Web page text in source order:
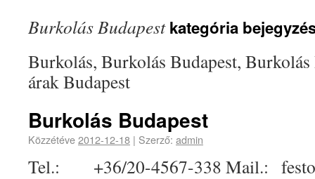
Burkolás Budapestkategória
Burkolás, Burkolás Budapest,
árak Budapest
Burkolás Budapest
Közzétéve2012-12-18 | Szerző: admin
Tel.: +36/20-4567-338 Mail.: